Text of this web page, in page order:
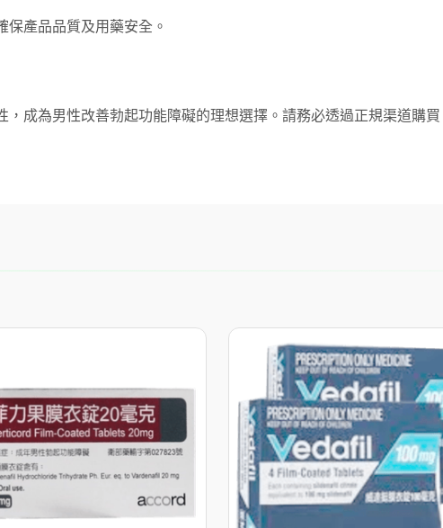
保產品品質及用藥安全。
成為男性改善勃起功能障礙的理想選擇。請務必透過正規渠道購